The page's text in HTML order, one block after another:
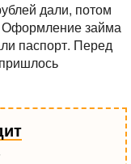
дали, потом
займа
паспорт. Перед